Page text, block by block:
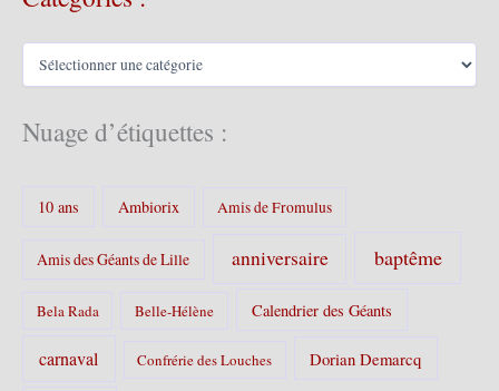
s
C
g
Nuage d’étiquettes :
10 ans Ambiorix Amis de Fromulus
Amis des Géants de Lille anniversaire baptême
Bela Rada Belle-Hélène Calendrier des Géants
carnaval Confrérie des Louches Dorian Demarcq